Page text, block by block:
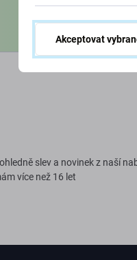
slev a novinek z naší
více než 16 let
Akceptovat